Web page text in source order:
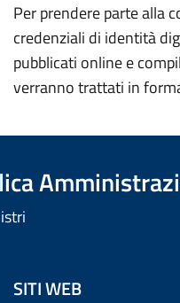
Per prendere parte alla
credenziali di identità
pubblicati online e
verranno trattati in
SITI WEB